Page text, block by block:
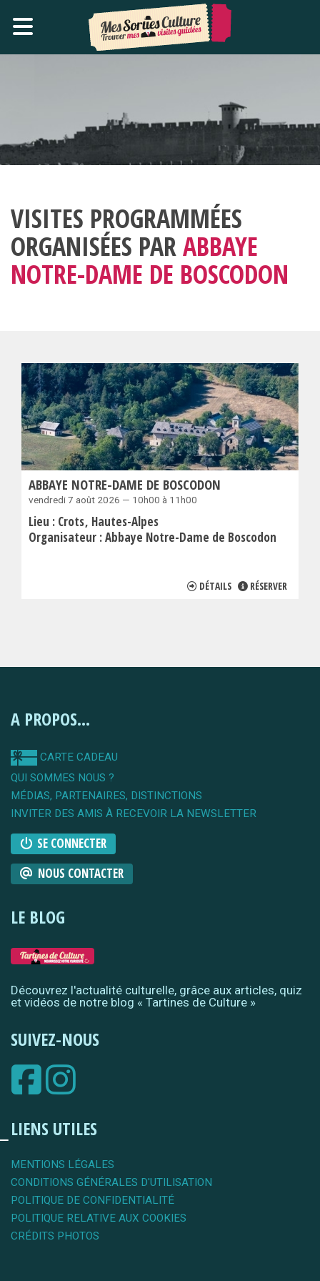
VISITES PROGRAMMÉES
ORGANISÉES PARABBAYE
NOTRE-DAME DE BOSCODON
ABBAYE NOTRE-DAME DE BOSCODON
vendredi 7 août 2026 — 10h00 à 11h00
Lieu : Crots Hautes-Alpes
Organisateur :Abbaye Notre-Dame de Boscodon
DÉTAILS RÉSERVER
A PROPOS...
CARTE CADEAU
QUI SOMMES NOUS ?
MÉDIAS, PARTENAIRES, DISTINCTIONS
INVITER DES AMIS À RECEVOIR LA NEWSLETTER
SE CONNECTER
NOUS CONTACTER
LE BLOG
Découvrez l'actualité culturelle, grâce aux articles, quiz
et vidéos de notre blog « Tartines de Culture »
SUIVEZ-NOUS
LIENS UTILES
MENTIONS LÉGALES
CONDITIONS GÉNÉRALES D'UTILISATION
POLITIQUE DE CONFIDENTIALITÉ
POLITIQUE RELATIVE AUX COOKIES
CRÉDITS PHOTOS